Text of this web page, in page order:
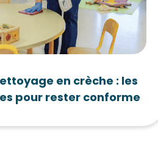
en crèche : les
pour rester conforme